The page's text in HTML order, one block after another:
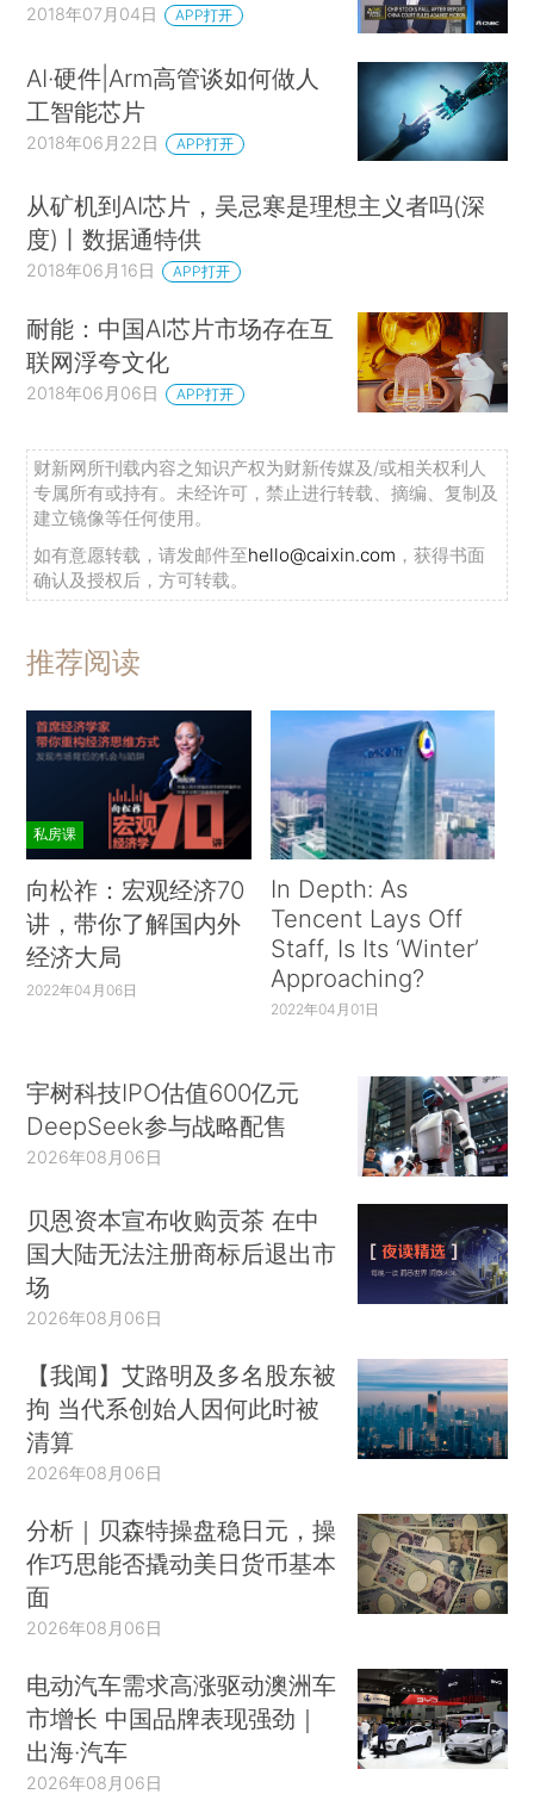
2018年07月04日 APP打开
AI·硬件|Arm高管谈如何做人
工智能芯片
2018年06月22日 APP打开
从矿机到AI芯片，吴忌寒是理想主义者吗(深
度)丨数据通特供
2018年06月16日 APP打开
耐能：中国AI芯片市场存在互
联网浮夸文化
2018年06月06日 APP打开
财新网所刊载内容之知识产权为财新传媒及/或相关权利人
专属所有或持有。未经许可，禁止进行转载、摘编、复制及
建立镜像等任何使用。
如有意愿转载，请发邮件至hello@caixin.com ，获得书面
确认及授权后，方可转载。
推荐阅读
私房课
向松祚：宏观经济70
讲，带你了解国内外
经济大局
2022年04月06日
In Depth: As
Tencent Lays Off
Staff, Is Its ‘Winter’
Approaching?
2022年04月01日
宇树科技IPO估值600亿元
DeepSeek参与战略配售
2026年08月06日
贝恩资本宣布收购贡茶 在中
国大陆无法注册商标后退出市
场
2026年08月06日
【我闻】艾路明及多名股东被
拘 当代系创始人因何此时被
清算
2026年08月06日
分析｜贝森特操盘稳日元，操
作巧思能否撬动美日货币基本
面
2026年08月06日
电动汽车需求高涨驱动澳洲车
市增长 中国品牌表现强劲｜
出海·汽车
2026年08月06日